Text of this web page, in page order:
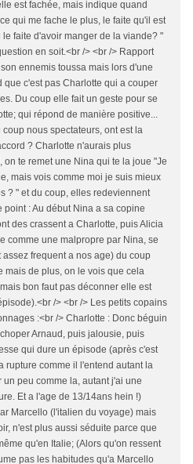
est fachée, mais indique quand
qui me fache le plus, le faite qu'il est
faite d'avoir manger de la viande? "
en soit.<br /> <br /> Rapport
ennemis toussa mais lors d'une
c'est pas Charlotte qui a couper
Du coup elle fait un geste pour se
qui répond de manière positive...
nous spectateurs, ont est la
? Charlotte n'aurais plus
on te remet une Nina qui te la joue "Je
mais vois comme moi je suis mieux
? " et du coup, elles redeviennent
point : Au début Nina a sa copine
des crassent a Charlotte, puis Alicia
comme une malpropre par Nina, se
frequent a nos age) du coup
mais de plus, on le vois que cela
bon faut pas déconner elle est
/> <br /> Les petits copains
:<br /> Charlotte : Donc béguin
Arnaud, puis jalousie, puis
qui dure un épisode (après c'est
rupture comme il l'entend autant la
peu comme la, autant j'ai une
Et a l'age de 13/14ans hein !)
Marcello (l'italien du voyage) mais
n'est plus aussi séduite parce que
qu'en Italie; (Alors qu'on ressent
pas les habitudes qu'a Marcello